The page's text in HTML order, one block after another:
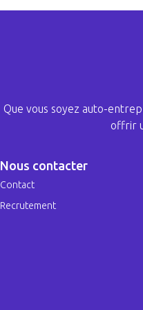
Que vous soyez auto-
offrir
Nous contacter
Contact
Recrutement